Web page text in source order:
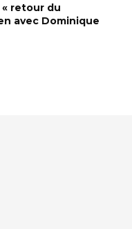
« retour du
avec Dominique